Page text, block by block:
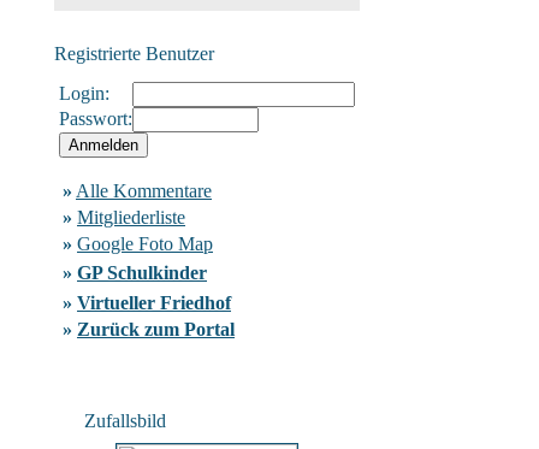
Registrierte Benutzer
Login:
Passwort:
» Alle Kommentare
» Mitgliederliste
» Google Foto Map
» GP Schulkinder
» Virtueller Friedhof
» Zurück zum Portal
Zufallsbild